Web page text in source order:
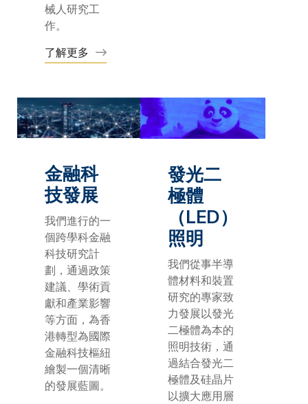
械人研究工
作。
了解更多
金融科
技發展
我們進行的一
個跨學科金融
科技研究計
劃，通過政策
建議、學術貢
獻和產業影響
等方面，為香
港轉型為國際
金融科技樞紐
繪製一個清晰
的發展藍圖。
發光二
極體
（LED）
照明
我們從事半導
體材料和裝置
研究的專家致
力發展以發光
二極體為本的
照明技術，通
過結合發光二
極體及硅晶片
以擴大應用層